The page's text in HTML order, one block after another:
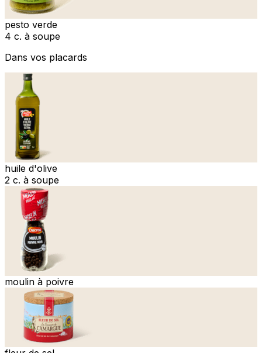
pesto verde
4 c. à soupe
Dans vos placards
huile d'olive
2 c. à soupe
moulin à poivre